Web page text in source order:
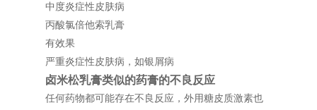
中度炎症性皮肤病
丙酸氯倍他索乳膏
有效果
严重炎症性皮肤病，如银屑病
卤米松乳膏类似的药膏的不良反应
任何药物都可能存在不良反应，外用糖皮质激素也